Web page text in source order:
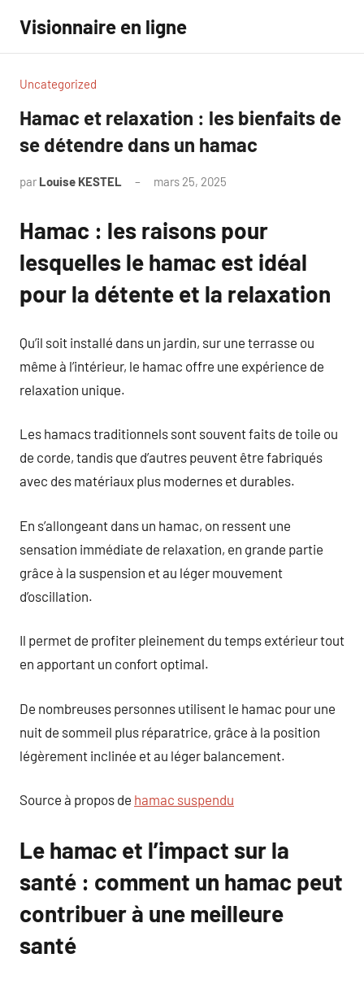
contenu
Visionnaire en ligne
Uncategorized
Hamac et relaxation : les bienfaits de
se détendre dans un hamac
par Louise KESTEL mars 25, 2025
Hamac : les raisons pour
lesquelles le hamac est idéal
pour la détente et la relaxation
Qu’il soit installé dans un jardin, sur une terrasse ou
même à l’intérieur, le hamac offre une expérience de
relaxation unique.
Les hamacs traditionnels sont souvent faits de toile ou
de corde, tandis que d’autres peuvent être fabriqués
avec des matériaux plus modernes et durables.
En s’allongeant dans un hamac, on ressent une
sensation immédiate de relaxation, en grande partie
grâce à la suspension et au léger mouvement
d’oscillation.
Il permet de profiter pleinement du temps extérieur tout
en apportant un confort optimal.
De nombreuses personnes utilisent le hamac pour une
nuit de sommeil plus réparatrice, grâce à la position
légèrement inclinée et au léger balancement.
Source à propos de hamac suspendu
Le hamac et l’impact sur la
santé : comment un hamac peut
contribuer à une meilleure
santé